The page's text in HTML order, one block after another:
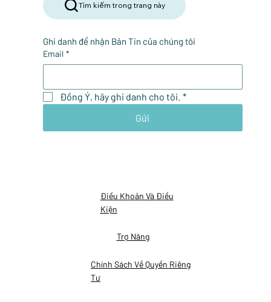
Điều Khoản Và Điều
Kiện
Trợ Năng
Chính Sách Về Quyền Riêng
Tư
Tìm kiếm trong trang này
Ghi danh để nhận Bản Tin của chúng tôi
Email *
Đồng Ý, hãy ghi danh cho tôi. *
Gửi